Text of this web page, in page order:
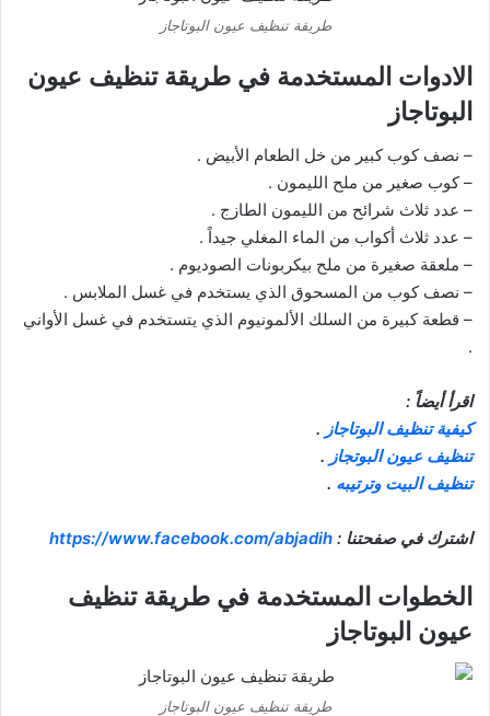
طريقة تنظيف عيون البوتاجاز
الادوات المستخدمة في طريقة تنظيف عيون
البوتاجاز
– نصف كوب كبير من خل الطعام الأبيض .
– كوب صغير من ملح الليمون .
– عدد ثلاث شرائح من الليمون الطازج .
– عدد ثلاث أكواب من الماء المغلي جيداً .
– ملعقة صغيرة من ملح بيكربونات الصوديوم .
– نصف كوب من المسحوق الذي يستخدم في غسل الملابس .
– قطعة كبيرة من السلك الألمونيوم الذي يتستخدم في غسل الأواني
.
اقرأ أيضاً :
كيفية تنظيف البوتاجاز .
تنظيف عيون البوتجاز .
تنظيف البيت وترتيبه .
اشترك في صفحتنا :
الخطوات المستخدمة في طريقة تنظيف
عيون البوتاجاز
طريقة تنظيف عيون البوتاجاز